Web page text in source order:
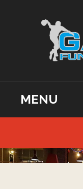
MENU